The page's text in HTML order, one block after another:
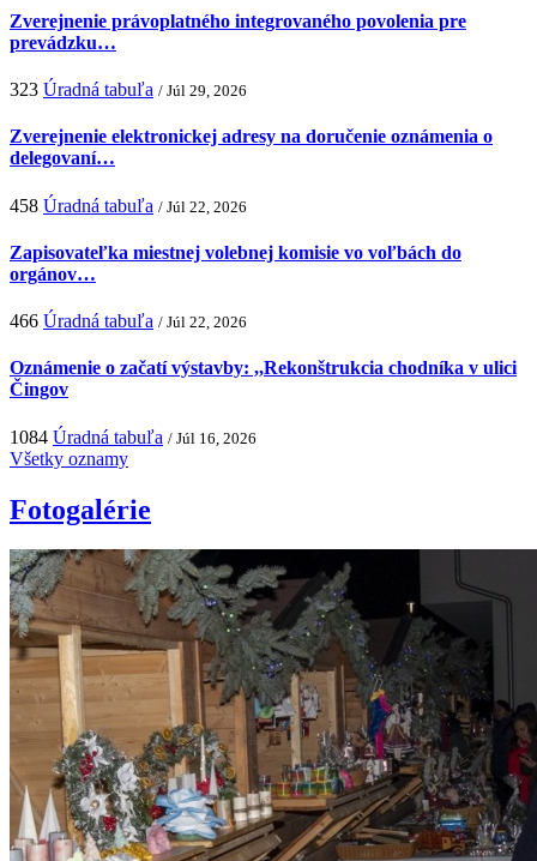
Zverejnenie právoplatného integrovaného povolenia pre
prevádzku…
323 Úradná tabuľa / Júl 29, 2026
Zverejnenie elektronickej adresy na doručenie oznámenia o
delegovaní…
458 Úradná tabuľa / Júl 22, 2026
Zapisovateľka miestnej volebnej komisie vo voľbách do
orgánov…
466 Úradná tabuľa / Júl 22, 2026
Oznámenie o začatí výstavby: ,,Rekonštrukcia chodníka v ulici
Čingov
1084 Úradná tabuľa / Júl 16, 2026
Všetky oznamy
Fotogalérie